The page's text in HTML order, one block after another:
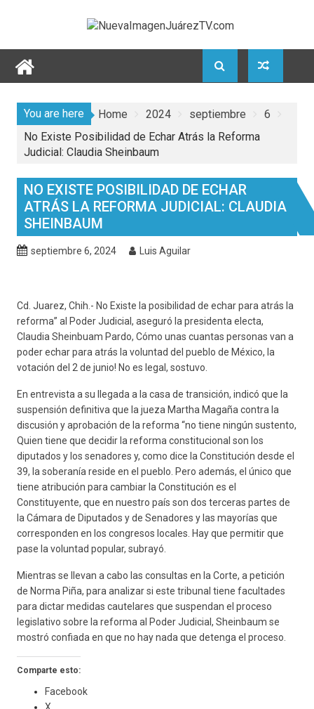
You are here Home 2024 septiembre
6
No Existe Posibilidad de Echar Atrás la Reforma
Judicial: Claudia Sheinbaum
NO EXISTE POSIBILIDAD DE ECHAR
ATRÁS LA REFORMA JUDICIAL: CLAUDIA
SHEINBAUM
septiembre 6, 2024 Luis Aguilar
Cd. Juarez, Chih.- No Existe la posibilidad de echar para atrás la
reforma” al Poder Judicial, aseguró la presidenta electa,
Claudia Sheinbuam Pardo, Cómo unas cuantas personas van a
poder echar para atrás la voluntad del pueblo de México, la
votación del 2 de junio! No es legal, sostuvo.
En entrevista a su llegada a la casa de transición, indicó que la
suspensión definitiva que la jueza Martha Magaña contra la
discusión y aprobación de la reforma “no tiene ningún sustento,
Quien tiene que decidir la reforma constitucional son los
diputados y los senadores y, como dice la Constitución desde el
39, la soberanía reside en el pueblo. Pero además, el único que
tiene atribución para cambiar la Constitución es el
Constituyente, que en nuestro país son dos terceras partes de
la Cámara de Diputados y de Senadores y las mayorías que
corresponden en los congresos locales. Hay que permitir que
pase la voluntad popular, subrayó.
Mientras se llevan a cabo las consultas en la Corte, a petición
de Norma Piña, para analizar si este tribunal tiene facultades
para dictar medidas cautelares que suspendan el proceso
legislativo sobre la reforma al Poder Judicial, Sheinbaum se
mostró confiada en que no hay nada que detenga el proceso.
Comparte esto:
Facebook